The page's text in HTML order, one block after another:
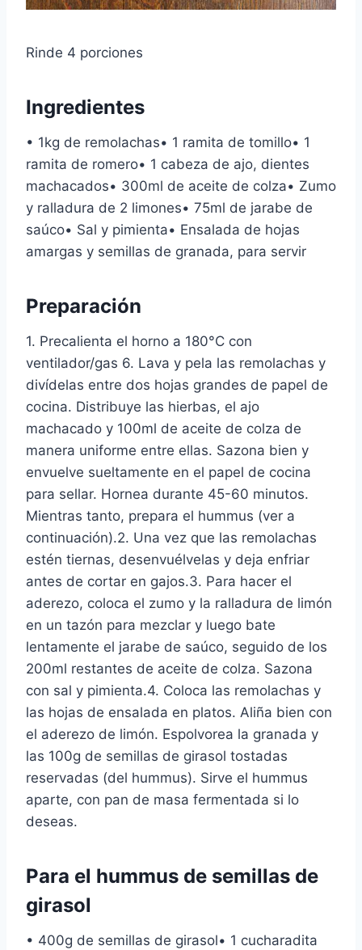
Rinde 4 porciones
Ingredientes
• 1kg de remolachas• 1 ramita de tomillo• 1
ramita de romero• 1 cabeza de ajo, dientes
machacados• 300ml de aceite de colza• Zumo
y ralladura de 2 limones• 75ml de jarabe de
saúco• Sal y pimienta• Ensalada de hojas
amargas y semillas de granada, para servir
Preparación
1. Precalienta el horno a 180°C con
ventilador/gas 6. Lava y pela las remolachas y
divídelas entre dos hojas grandes de papel de
cocina. Distribuye las hierbas, el ajo
machacado y 100ml de aceite de colza de
manera uniforme entre ellas. Sazona bien y
envuelve sueltamente en el papel de cocina
para sellar. Hornea durante 45-60 minutos.
Mientras tanto, prepara el hummus (ver a
continuación).2. Una vez que las remolachas
estén tiernas, desenvuélvelas y deja enfriar
antes de cortar en gajos.3. Para hacer el
aderezo, coloca el zumo y la ralladura de limón
en un tazón para mezclar y luego bate
lentamente el jarabe de saúco, seguido de los
200ml restantes de aceite de colza. Sazona
con sal y pimienta.4. Coloca las remolachas y
las hojas de ensalada en platos. Aliña bien con
el aderezo de limón. Espolvorea la granada y
las 100g de semillas de girasol tostadas
reservadas (del hummus). Sirve el hummus
aparte, con pan de masa fermentada si lo
deseas.
Para el hummus de semillas de
girasol
• 400g de semillas de girasol• 1 cucharadita